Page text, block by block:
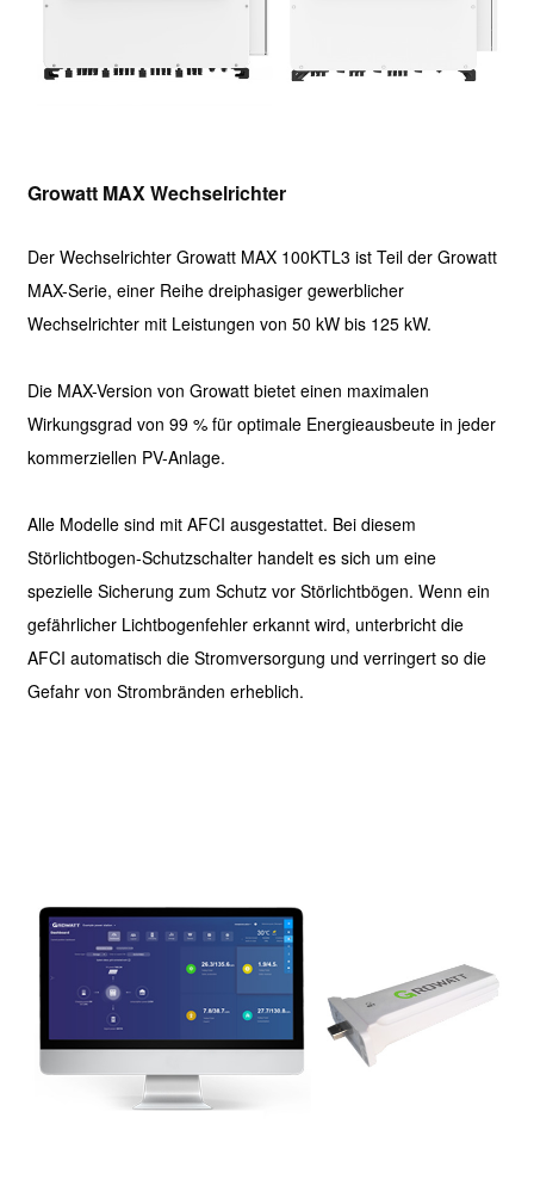
Growatt MAX Wechselrichter
Der Wechselrichter Growatt MAX 100KTL3 ist Teil der Growatt
MAX-Serie, einer Reihe dreiphasiger gewerblicher
Wechselrichter mit Leistungen von 50 kW bis 125 kW.
Die MAX-Version von Growatt bietet einen maximalen
Wirkungsgrad von 99 % für optimale Energieausbeute in jeder
kommerziellen PV-Anlage.
Alle Modelle sind mit AFCI ausgestattet. Bei diesem
Störlichtbogen-Schutzschalter handelt es sich um eine
spezielle Sicherung zum Schutz vor Störlichtbögen. Wenn ein
gefährlicher Lichtbogenfehler erkannt wird, unterbricht die
AFCI automatisch die Stromversorgung und verringert so die
Gefahr von Strombränden erheblich.